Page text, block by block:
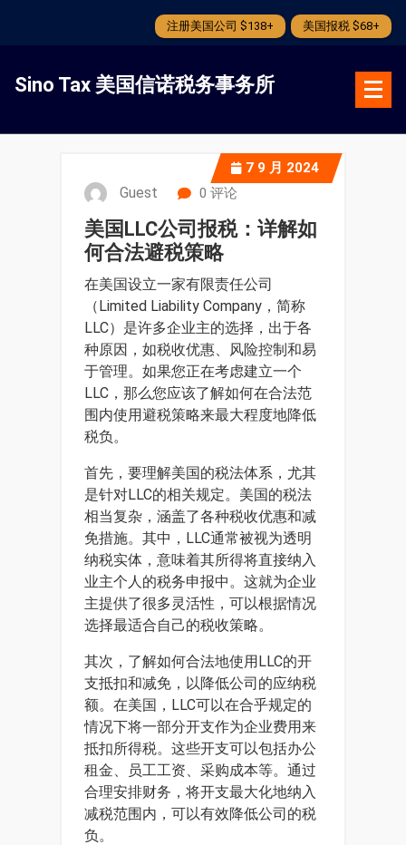
注册美国公司 $138+ 美国报税 $68+
Sino Tax 美国信诺税务事务所
7 9 月 2024
Guest 0 评论
美国LLC公司报税：详解如
何合法避税策略
在美国设立一家有限责任公司
（Limited Liability Company，简称
LLC）是许多企业主的选择，出于各
种原因，如税收优惠、风险控制和易
于管理。如果您正在考虑建立一个
LLC，那么您应该了解如何在合法范
围内使用避税策略来最大程度地降低
税负。
首先，要理解美国的税法体系，尤其
是针对LLC的相关规定。美国的税法
相当复杂，涵盖了各种税收优惠和减
免措施。其中，LLC通常被视为透明
纳税实体，意味着其所得将直接纳入
业主个人的税务申报中。这就为企业
主提供了很多灵活性，可以根据情况
选择最适合自己的税收策略。
其次，了解如何合法地使用LLC的开
支抵扣和减免，以降低公司的应纳税
额。在美国，LLC可以在合乎规定的
情况下将一部分开支作为企业费用来
抵扣所得税。这些开支可以包括办公
租金、员工工资、采购成本等。通过
合理安排财务，将开支最大化地纳入
减税范围内，可以有效降低公司的税
负。